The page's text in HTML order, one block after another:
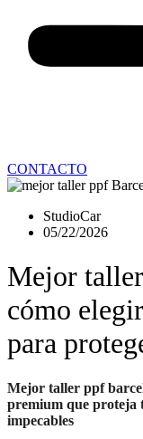
CONTACTO
StudioCar
05/22/2026
Mejor
cómo
para
Mejor taller ppf
premium que proteja
impecables